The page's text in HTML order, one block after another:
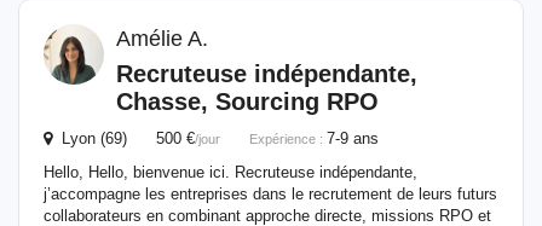
Amélie A.
Recruteuse indépendante,
Chasse, Sourcing RPO
Lyon (69) 500 €/jour Expérience : 7-9 ans
Hello, Hello, bienvenue ici. Recruteuse indépendante,
j’accompagne les entreprises dans le recrutement de leurs futurs
collaborateurs en combinant approche directe, missions RPO et